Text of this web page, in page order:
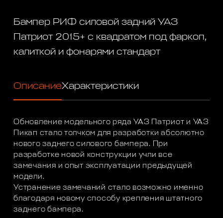
Бампер РИФ силовой задний УАЗ
Патриот 2015+ с квадратом под фаркоп,
калиткой и фонарями стандарт
ОписаниеХарактеристики
Обновление модельного ряда УАЗ Патриот и УАЗ
Пикап стало толчком для разработки абсолютно
нового заднего силового бампера. При
разработке новой конструкции учли все
замечания и опыт эксплуатации предыдущей
модели.
Устранение замечаний стало возможно именно
благодаря новому способу крепления штатного
заднего бампера.